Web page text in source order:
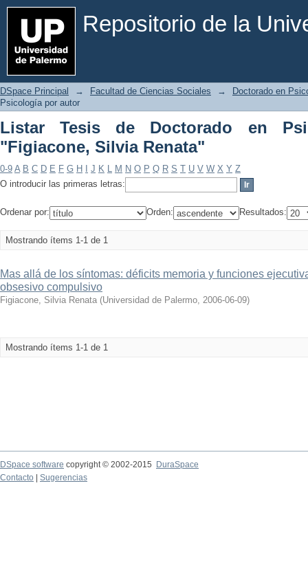
Repositorio de la
Listar Tesis de Doctorado en
DSpace Principal → Facultad de Ciencias Sociales →
Doctorado en
Psicología por autor
Listar Tesis de Doctorado en
"Figiacone, Silvia Renata"
0-9 A B C D E F G H J K L M N O P Q R S T U V W X Y Z
O introducir las primeras letras:
Ordenar por: Orden: Resultados:
Mostrando ítems 1-1 de 1
Mas allá de los síntomas: déficits memoria y funciones
obsesivo compulsivo
Figiacone, Silvia Renata (Universidad de Palermo, 2006-06-09)
Mostrando ítems 1-1 de 1
DSpace software copyright © 2002-2015
DuraSpace
Contacto
Sugerencias